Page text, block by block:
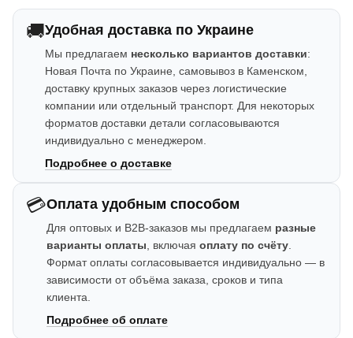
🚚Удобная доставка по Украине
Мы предлагаем несколько вариантов доставки:
Новая Почта по Украине, самовывоз в Каменском,
доставку крупных заказов через логистические
компании или отдельный транспорт. Для некоторых
форматов доставки детали согласовываются
индивидуально с менеджером.
Подробнее о доставке
💳Оплата удобным способом
Для оптовых и B2B-заказов мы предлагаем разные
варианты оплаты , включая оплату по счёту
Формат оплаты согласовывается индивидуально — в
зависимости от объёма заказа, сроков и типа
клиента.
Подробнее об оплате